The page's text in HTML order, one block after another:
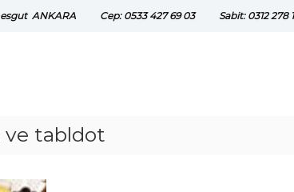
ANKARA Cep: 0533 427 69 03 Sabit: 0312 278
tabldot